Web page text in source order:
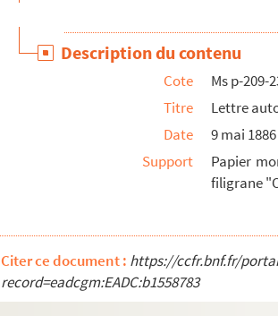
Ms p-209-53. Lettre autographe signée,
Ms p-209-54. Lettre autographe signée,
Ms p-209-55. Lettre autographe signée,
Ms p-209-56. Télégramme, Lyon
Ms p-209-57. Lettre autographe signée,
Ms p-209-58. Télégramme, Mont-Saint-
Ms p-209-61. Lettre autographe signée,
Ms p-209-62. Lettre autographe signée,
Description du contenu
Cote
Ms p-209-
Titre
Lettre
Date
9 mai 1886
Support
Papier
filigrane
Citer ce document : https://ccfr.bnf.fr/
record=eadcgm:EADC:b1558783